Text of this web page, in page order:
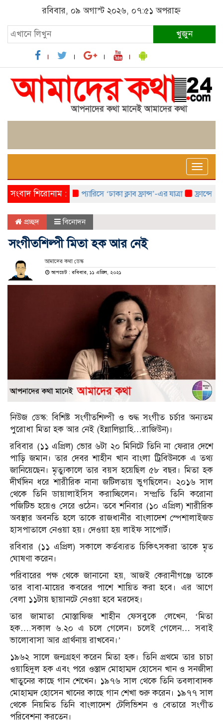
রবিবার, ০৯ অগাস্ট ২০২৬, ০৭:৫১ অপরাহ্ন
খুজুন
Toggle
সংবাদ শিরোনাম :প্যারিসে ‘ঢাকা ক্লাব ফ্রান্স’-এর যাত্রা ফ্রান্সে
প্রচ্ছদ বিনোদন
সংগীতশিল্পী মিতা হক আর নেই
আমাদের কথা ডেস্ক
আপডেট : রবিবার, ১১ এপ্রিল, ২০২১
নিউজ ডেস্ক: বিশিষ্ট সংগীতশিল্পী ও শুদ্ধ সংগীত চর্চার অন্যতম
পুরোধা মিতা হক আর নেই (ইন্নালিল্লাহি…রাজিউন)।
রবিবার (১১ এপ্রিল) ভোর ৬টা ২০ মিনিটে তিনি না ফেরার দেশে
পাড়ি জমান। তার দেবর শাহীন খান বাংলা ট্রিবিউনকে এ তথ্য
জানিয়েছেন। মৃত্যুকালে তার বয়স হয়েছিল ৫৮ বছর। মিতা হক
দীর্ঘদিন ধরে শারীরিক নানা জটিলতায় ভুগছিলেন। ২০১৬ সাল
থেকে তিনি ডায়ালাইসিস করাচ্ছিলেন। সম্প্রতি তিনি করোনা
পজিটিভ হয়েও সেরে ওঠেন। তবে শনিবার (১০ এপ্রিল) শারীরিক
অবস্থার অবনতি হলে তাকে রাজধানীর বাংলাদেশ স্পেশালাইজড
হাসপাতালে নেওয়া হয়। দেওয়া হয় লাইফ সাপোর্ট।
রবিবার (১১ এপ্রিল) সকালে কর্তব্যরত চিকিৎসকরা তাকে মৃত
ঘোষণা করেন।
পরিবারের পক্ষ থেকে জানানো হয়, আজই কেরানীগঞ্জে তাকে
তার বাবা-মায়ের কবরের পাশে শায়িত করা হবে। এর আগে
বেলা ১১টায় ছায়ানটে নেওয়া হবে মরদেহ।
তার জামাতা মোস্তাফিজ শাহীন ফেসবুকে লেখেন, ‘মিতা
হক….সকাল ৬.২০ এ চলে গেলেন। চলেই গেলেন… সবাই
ভালোবাসা আর প্রার্থনায় রাখবেন।’
১৯৬২ সালে জন্মগ্রহণ করেন মিতা হক। তিনি প্রথমে তার চাচা
ওয়াহিদুল হক এবং পরে ওস্তাদ মোহাম্মদ হোসেন খান ও সনজীদা
খাতুনের কাছে গান শেখেন। ১৯৭৬ সাল থেকে তিনি তবলাবাদক
মোহাম্মদ হোসেন খানের কাছে গান শেখা শুরু করেন। ১৯৭৭ সাল
থেকে নিয়মিত তিনি বাংলাদেশ টেলিভিশন ও বেতারে সংগীত
পরিবেশনা করতেন।